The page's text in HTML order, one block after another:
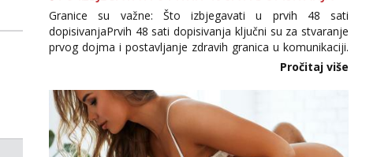
Granice su važne: Što izbjegavati u prvih 48 sati
dopisivanjaPrvih 48 sati dopisivanja ključni su za stvaranje
prvog dojma i postavljanje zdravih granica u komunikaciji.
Važno je izbjeći prebrzo otkrivanje osobnih ili intimnih
informacija, jer nepoznata osoba još nije zaslužila to
povjerenje. Takođe...
Pročitaj više